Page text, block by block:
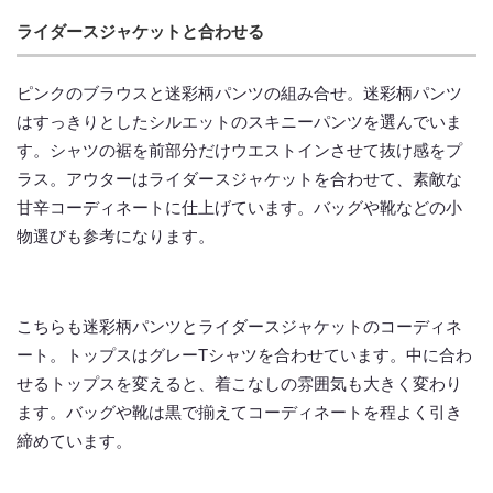
ライダースジャケットと合わせる
ピンクのブラウスと迷彩柄パンツの組み合せ。迷彩柄パンツ
はすっきりとしたシルエットのスキニーパンツを選んでいま
す。シャツの裾を前部分だけウエストインさせて抜け感をプ
ラス。アウターはライダースジャケットを合わせて、素敵な
甘辛コーディネートに仕上げています。バッグや靴などの小
物選びも参考になります。
こちらも迷彩柄パンツとライダースジャケットのコーディネ
ート。トップスはグレーTシャツを合わせています。中に合わ
せるトップスを変えると、着こなしの雰囲気も大きく変わり
ます。バッグや靴は黒で揃えてコーディネートを程よく引き
締めています。